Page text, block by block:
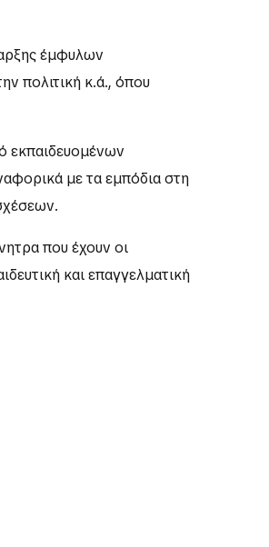
έμφυλων
πολιτική κ.ά., όπου
εκπαιδευομένων
με τα εμπόδια στη
που έχουν οι
και επαγγελματική